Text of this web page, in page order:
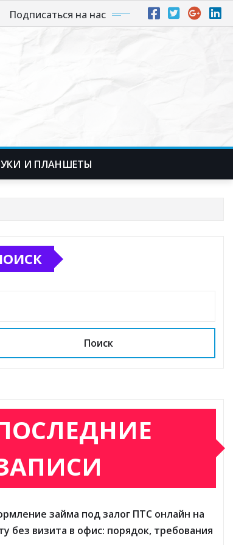
Подписаться на нас
И ПЛАНШЕТЫ
Поиск
займа под залог ПТС онлайн на
без визита в офис: порядок, требования